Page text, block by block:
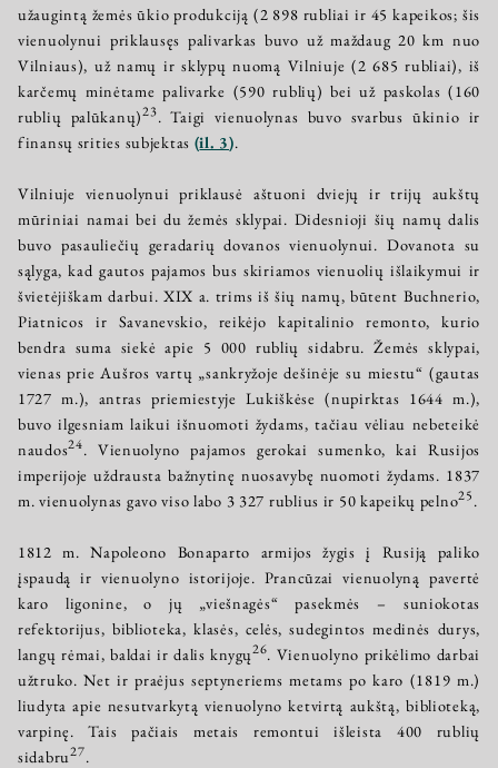
užaugintą žemės ūkio produkciją (2 898 rubliai ir 45 kapeikos; šis
vienuolynui priklausęs palivarkas buvo už maždaug 20 km nuo
Vilniaus), už namų ir sklypų nuomą Vilniuje (2 685 rubliai), iš
karčemų minėtame palivarke (590 rublių) bei už paskolas (160
rublių palūkanų)23. Taigi vienuolynas buvo svarbus ūkinio ir
finansų srities subjektas (il. 3).
Vilniuje vienuolynui priklausė aštuoni dviejų ir trijų aukštų
mūriniai namai bei du žemės sklypai. Didesnioji šių namų dalis
buvo pasauliečių geradarių dovanos vienuolynui. Dovanota su
sąlyga, kad gautos pajamos bus skiriamos vienuolių išlaikymui ir
švietėjiškam darbui. XIX a. trims iš šių namų, būtent Buchnerio,
Piatnicos ir Savanevskio, reikėjo kapitalinio remonto, kurio
bendra suma siekė apie 5 000 rublių sidabru. Žemės sklypai,
vienas prie Aušros vartų „sankryžoje dešinėje su miestu“ (gautas
1727 m.), antras priemiestyje Lukiškėse (nupirktas 1644 m.),
buvo ilgesniam laikui išnuomoti žydams, tačiau vėliau nebeteikė
naudos24. Vienuolyno pajamos gerokai sumenko, kai Rusijos
imperijoje uždrausta bažnytinę nuosavybę nuomoti žydams. 1837
m. vienuolynas gavo viso labo 3 327 rublius ir 50 kapeikų pelno25.
1812 m. Napoleono Bonaparto armijos žygis į Rusiją paliko
įspaudą ir vienuolyno istorijoje. Prancūzai vienuolyną pavertė
karo ligonine, o jų „viešnagės“ pasekmės – suniokotas
refektorijus, biblioteka, klasės, celės, sudegintos medinės durys,
langų rėmai, baldai ir dalis knygų26. Vienuolyno prikėlimo darbai
užtruko. Net ir praėjus septyneriems metams po karo (1819 m.)
liudyta apie nesutvarkytą vienuolyno ketvirtą aukštą, biblioteką,
varpinę. Tais pačiais metais remontui išleista 400 rublių
sidabru27.